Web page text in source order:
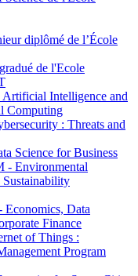
diplômé de l’École
de l'Ecole
Intelligence and
Computing
: Threats and
Science for Business
- Environmental
Data
Finance
of Things :
Program